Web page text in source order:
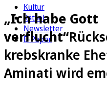
Kultur
Rätsel
Newsletter
E-Paper
„Ich habe Gott
verflucht“
krebskranke
Aminati wird